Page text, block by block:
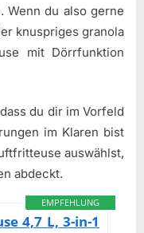
Wenn du also gerne
knuspriges granola
mit Dörrfunktion
du dir im Vorfeld
im Klaren bist
auswählst,
abdeckt.
EMPFEHLUNG
4,7 L, 3-in-1